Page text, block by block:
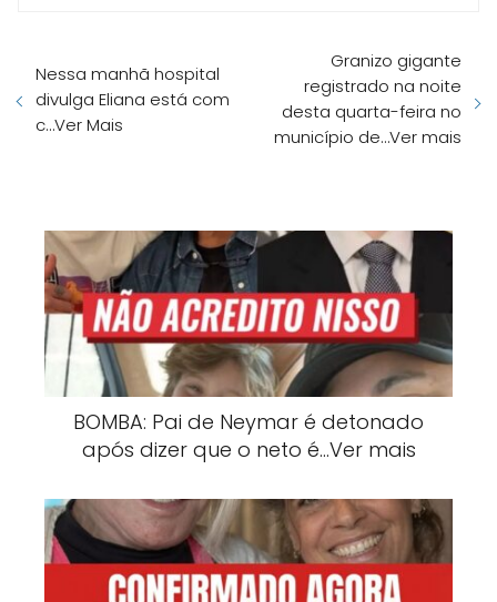
Nessa manhã hospital
divulga Eliana está com
c…Ver Mais
Granizo gigante
registrado na noite
desta quarta-feira no
município de…Ver mais
BOMBA: Pai de Neymar é detonado
após dizer que o neto é…Ver mais